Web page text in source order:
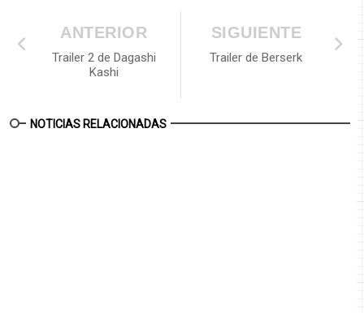
SIGUIENTE
Trailer de Berserk
ANTERIOR
Trailer 2 de Dagashi
Kashi
NOTICIAS RELACIONADAS